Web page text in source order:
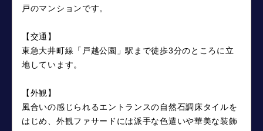
戸のマンションです。
【交通】
東急大井町線「戸越公園」駅まで徒歩3分のところに立
地しています。
【外観】
風合いの感じられるエントランスの自然石調床タイルを
はじめ、外観ファサードには派手な色遣いや華美な装飾